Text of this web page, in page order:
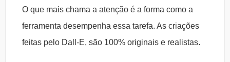
O que mais chama a atenção é a forma como a
ferramenta desempenha essa tarefa. As criações
feitas pelo Dall-E, são 100% originais e realistas.